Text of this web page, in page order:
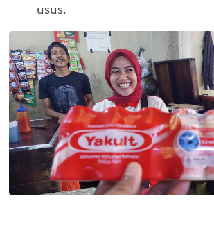
usus.